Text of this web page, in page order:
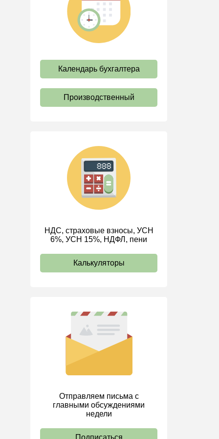
труда
Отпуск и время отдыха
Оплата труда
Ответственность и
взыскания
Пенсии
Трудовые книжки
Кадровые документы и
образцы
Персональные данные
ИП
Календарь бухгалтера
Производственный
НДС, страховые взносы, УСН
6%, УСН 15%, НДФЛ, пени
Калькуляторы
Отправляем письма с
главными обсуждениями
недели
Подписаться